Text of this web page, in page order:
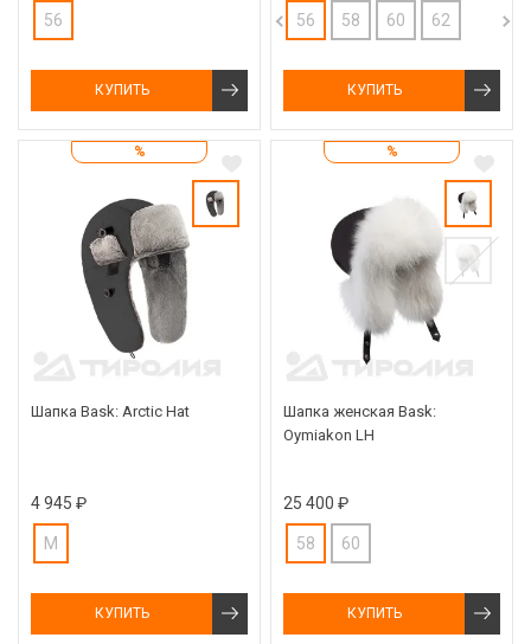
56
КУПИТЬ
56 58 60 62
КУПИТЬ
%
Шапка Bask: Arctic Hat
4 945 ₽
M
КУПИТЬ
%
Шапка женская Bask:
Oymiakon LH
25 400 ₽
58 60
КУПИТЬ